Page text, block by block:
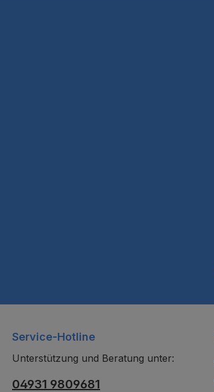
Service-Hotline
Unterstützung und Beratung unter:
04931 9809681